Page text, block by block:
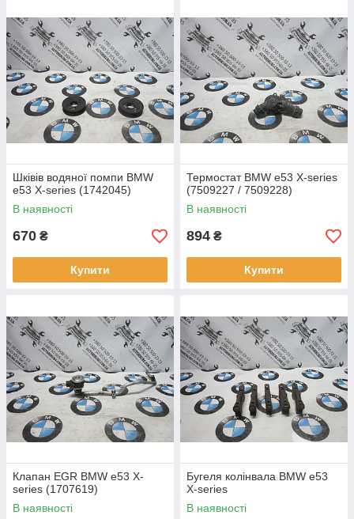
Шківів водяної помпи BMW
e53 X-series (1742045)
В наявності
670 ₴
Купити
Термостат BMW e53 X-series
(7509227 / 7509228)
В наявності
894 ₴
Купити
Клапан EGR BMW e53 X-
series (1707619)
В наявності
Бугеля колінвала BMW e53
X-series
В наявності